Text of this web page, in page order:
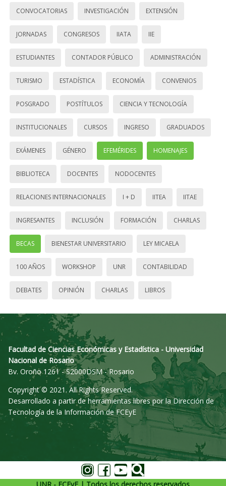
CONVOCATORIAS INVESTIGACIÓN EXTENSIÓN
JORNADAS CONGRESOS IIATA IIE
ESTUDIANTES CONTADOR PÚBLICO ADMINISTRACIÓN
TURISMO ESTADÍSTICA ECONOMÍA CONVENIOS
POSGRADO POSTÍTULOS CIENCIA Y TECNOLOGÍA
INSTITUCIONALES CURSOS INGRESO GRADUADOS
EXÁMENES GÉNERO EFEMÉRIDES HOMENAJES
BIBLIOTECA DOCENTES NODOCENTES
RELACIONES INTERNACIONALES I + D IITEA IITAE
INGRESANTES INCLUSIÓN FORMACIÓN CHARLAS
BECAS BIENESTAR UNIVERSITARIO LEY MICAELA
100 AÑOS WORKSHOP UNR CONTABILIDAD
DEBATES OPINIÓN CHARLAS LIBROS
Facultad de Ciencias Económicas y Estadística - Universidad
Nacional de Rosario
Bv. Oroño 1261 - S2000DSM - Rosario
Copyright © 2021. All Rights Reserved.
Desarrollado a partir de herramientas libres por la Dirección de
Tecnología de la Información de FCEyE